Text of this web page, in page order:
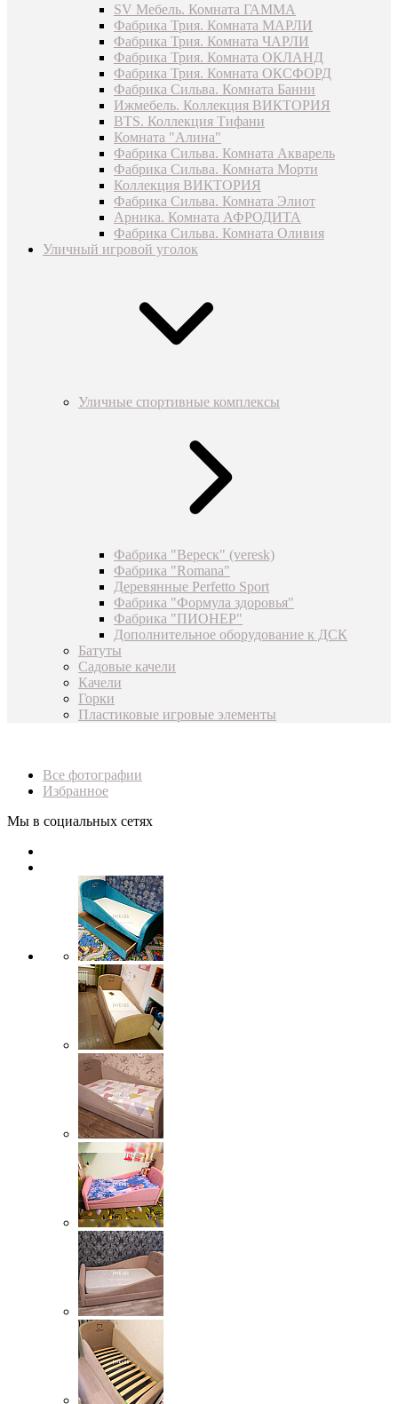
SV Мебель. Комната ГАММА
Фабрика Трия. Комната МАРЛИ
Фабрика Трия. Комната ЧАРЛИ
Фабрика Трия. Комната ОКЛАНД
Фабрика Трия. Комната ОКСФОРД
Фабрика Сильва. Комната Банни
Ижмебель. Коллекция ВИКТОРИЯ
BTS. Коллекция Тифани
Комната "Алина"
Фабрика Сильва. Комната Акварель
Фабрика Сильва. Комната Морти
Коллекция ВИКТОРИЯ
Фабрика Сильва. Комната Элиот
Арника. Комната АФРОДИТА
Фабрика Сильва. Комната Оливия
Уличный игровой уголок
Уличные спортивные комплексы
Фабрика "Вереск" (veresk)
Фабрика "Romana"
Деревянные Perfetto Sport
Фабрика "Формула здоровья"
Фабрика "ПИОНЕР"
Дополнительное оборудование к ДСК
Батуты
Садовые качели
Качели
Горки
Пластиковые игровые элементы
Все фотографии
Избранное
Мы в социальных сетях